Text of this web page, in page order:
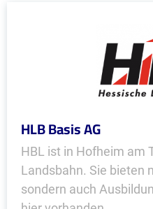
HLB Basis AG
HBL ist in Hofheim am
Landsbahn. Sie bieten
sondern auch